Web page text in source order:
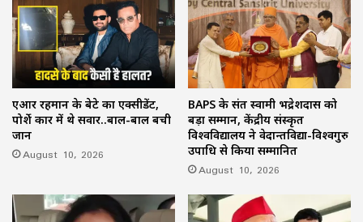
एआर रहमान के बेटे का एक्सीडेंट,
पोर्शे कार में थे सवार..बाल-बाल बची
जान
August 10, 2026
BAPS के संत स्वामी भद्रेशदास को
बड़ा सम्मान, केंद्रीय संस्कृत
विश्वविद्यालय ने वेदान्तविद्या-विश्वगुरु
उपाधि से किया सम्मानित
August 10, 2026